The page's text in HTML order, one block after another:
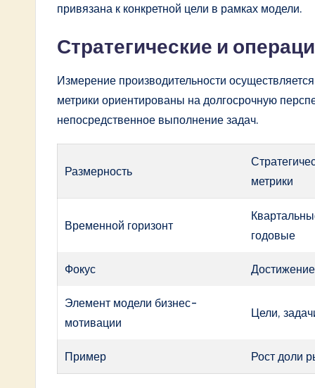
привязана к конкретной цели в рамках модели.
Стратегические и
Измерение производительности
метрики ориентированы на долгосрочную
непосредственное выполнение задач.
Размерность
метрики
Временной горизонт
годовые
Фокус
Элемент модели бизнес-
мотивации
Цели,
Пример Рост доли